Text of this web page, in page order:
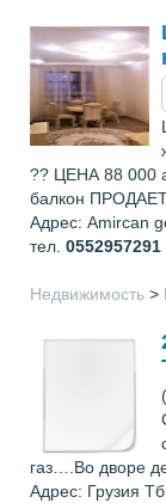
?? ЦЕНА 88 000
балкон
Адрес: Amircan
тел. 0552957291
Недвижимость >
газ….Во дворе
Адрес: Грузия